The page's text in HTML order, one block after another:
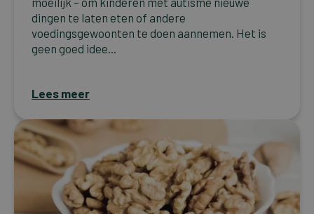
dingen te laten eten of andere
voedingsgewoonten te doen aannemen. Het is
geen goed idee...
Lees meer